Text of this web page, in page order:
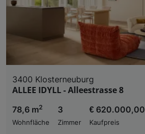
3400 Klosterneuburg
ALLEE IDYLL - Alleestrasse 8
78,6 m2
Wohnfläche
3
Zimmer
€ 620.000,00
Kaufpreis